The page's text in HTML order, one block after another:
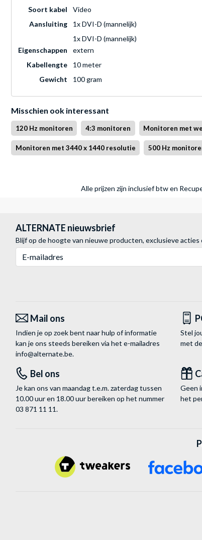
Soort kabel
Video
Aansluiting
1x DVI-D (mannelijk)
1x DVI-D (mannelijk)
Eigenschappen
extern
Kabellengte
10 meter
Gewicht
100 gram
Misschien ook interessant
120 Hz monitoren 4:3 monitoren Monitoren met
Monitoren met 3440 x 1440 resolutie 500 Hz
Alle prijzen zijn inclusief btw en
ALTERNATE nieuwsbrief
Blijf op de hoogte van nieuwe producten, exclusieve
Mail ons
Indien je op zoek bent naar hulp of informatie
kan je ons steeds bereiken via het e-mailadres
info@alternate.be.
Stel
met
Bel ons
Je kan ons van maandag t.e.m. zaterdag tussen
10.00 uur en 18.00 uur bereiken op het nummer
03 871 11 11.
Geen
het